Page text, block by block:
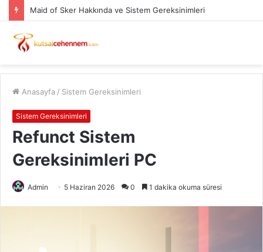
Maid of Sker Hakkında ve Sistem Gereksinimleri
Anasayfa / Sistem Gereksinimleri
Sistem Gereksinimleri
Refunct Sistem
Gereksinimleri PC
Admin 5 Haziran 2026 0 1 dakika okuma süresi